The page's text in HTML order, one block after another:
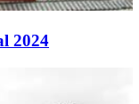
2024
Solla Sobral